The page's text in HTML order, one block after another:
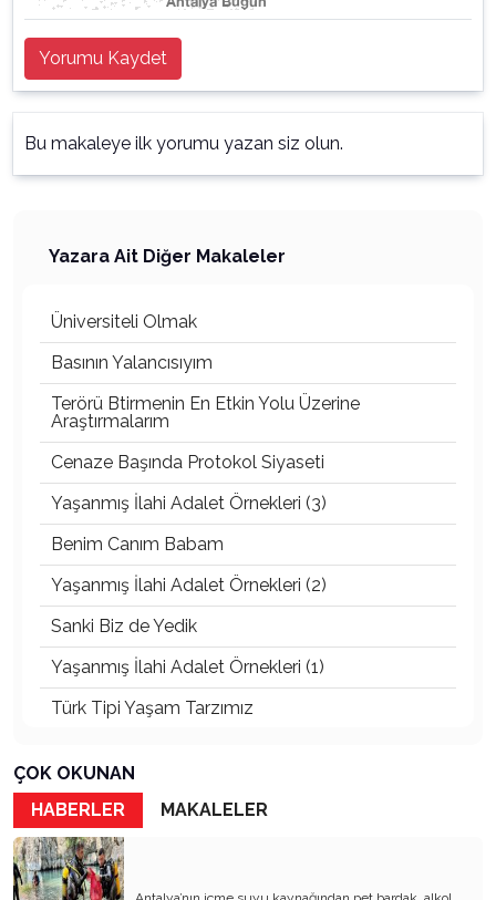
Yorumu Kaydet
Bu makaleye ilk yorumu yazan siz olun.
Yazara Ait Diğer Makaleler
Üniversiteli Olmak
Basının Yalancısıyım
Terörü Btirmenin En Etkin Yolu Üzerine
Araştırmalarım
Cenaze Başında Protokol Siyaseti
Yaşanmış İlahi Adalet Örnekleri (3)
Benim Canım Babam
Yaşanmış İlahi Adalet Örnekleri (2)
Sanki Biz de Yedik
Yaşanmış İlahi Adalet Örnekleri (1)
Türk Tipi Yaşam Tarzımız
Katil Ağaçlar
Keşke Herkes Sevdiği ve İyi Bildiği İşi Yapsa
Veda Mektubum
ÇOK OKUNAN
HABERLER
MAKALELER